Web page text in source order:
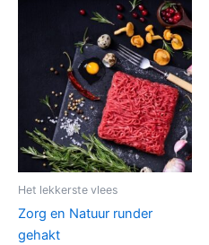
Het lekkerste vlees
Zorg en Natuur runder
gehakt